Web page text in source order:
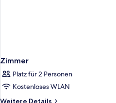
Zimmer
Platz für 2 Personen
Kostenloses WLAN
Weitere Details
Weitere